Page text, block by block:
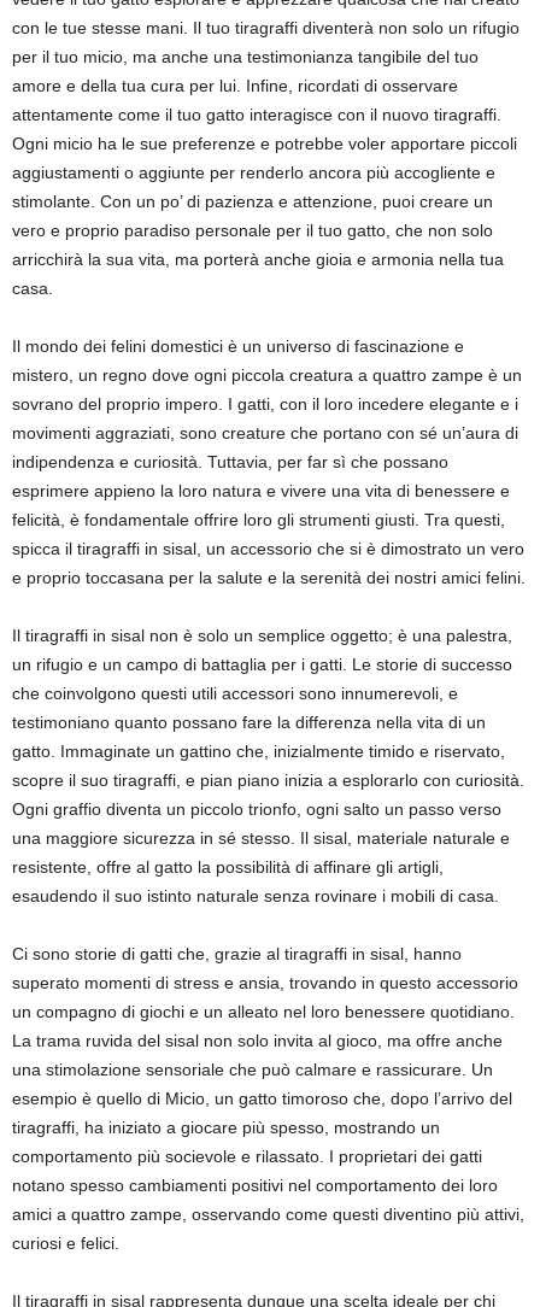
con le tue stesse mani. Il tuo tiragraffi diventerà non solo un rifugio
per il tuo micio, ma anche una testimonianza tangibile del tuo
amore e della tua cura per lui. Infine, ricordati di osservare
attentamente come il tuo gatto interagisce con il nuovo tiragraffi.
Ogni micio ha le sue preferenze e potrebbe voler apportare piccoli
aggiustamenti o aggiunte per renderlo ancora più accogliente e
stimolante. Con un po’ di pazienza e attenzione, puoi creare un
vero e proprio paradiso personale per il tuo gatto, che non solo
arricchirà la sua vita, ma porterà anche gioia e armonia nella tua
casa.
Il mondo dei felini domestici è un universo di fascinazione e
mistero, un regno dove ogni piccola creatura a quattro zampe è un
sovrano del proprio impero. I gatti, con il loro incedere elegante e i
movimenti aggraziati, sono creature che portano con sé un’aura di
indipendenza e curiosità. Tuttavia, per far sì che possano
esprimere appieno la loro natura e vivere una vita di benessere e
felicità, è fondamentale offrire loro gli strumenti giusti. Tra questi,
spicca il tiragraffi in sisal, un accessorio che si è dimostrato un vero
e proprio toccasana per la salute e la serenità dei nostri amici felini.
Il tiragraffi in sisal non è solo un semplice oggetto; è una palestra,
un rifugio e un campo di battaglia per i gatti. Le storie di successo
che coinvolgono questi utili accessori sono innumerevoli, e
testimoniano quanto possano fare la differenza nella vita di un
gatto. Immaginate un gattino che, inizialmente timido e riservato,
scopre il suo tiragraffi, e pian piano inizia a esplorarlo con curiosità.
Ogni graffio diventa un piccolo trionfo, ogni salto un passo verso
una maggiore sicurezza in sé stesso. Il sisal, materiale naturale e
resistente, offre al gatto la possibilità di affinare gli artigli,
esaudendo il suo istinto naturale senza rovinare i mobili di casa.
Ci sono storie di gatti che, grazie al tiragraffi in sisal, hanno
superato momenti di stress e ansia, trovando in questo accessorio
un compagno di giochi e un alleato nel loro benessere quotidiano.
La trama ruvida del sisal non solo invita al gioco, ma offre anche
una stimolazione sensoriale che può calmare e rassicurare. Un
esempio è quello di Micio, un gatto timoroso che, dopo l’arrivo del
tiragraffi, ha iniziato a giocare più spesso, mostrando un
comportamento più socievole e rilassato. I proprietari dei gatti
notano spesso cambiamenti positivi nel comportamento dei loro
amici a quattro zampe, osservando come questi diventino più attivi,
curiosi e felici.
Il tiragraffi in sisal rappresenta dunque una scelta ideale per chi